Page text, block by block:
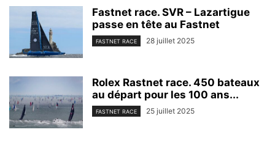
Fastnet race. SVR – Lazartigue
passe en tête au Fastnet
FASTNET RACE 28 juillet 2025
Rolex Rastnet race. 450 bateaux
au départ pour les 100 ans...
FASTNET RACE 25 juillet 2025